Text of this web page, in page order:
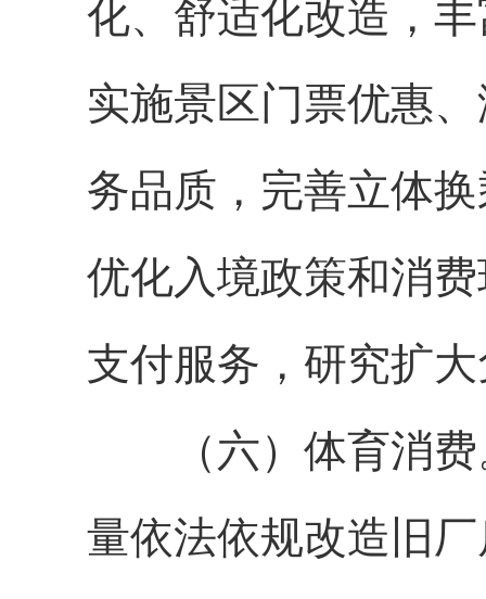
化、舒适化改造，
实施景区门票优惠
务品质，完善立体
优化入境政策和消
支付服务，研究扩
（六）体育消费
量依法依规改造旧